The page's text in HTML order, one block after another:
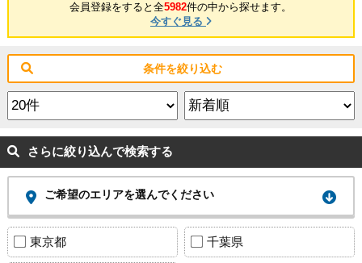
会員登録をすると全5982件の中から探せます。
今すぐ見る
条件を絞り込む
さらに絞り込んで検索する
ご希望のエリアを選んでください
東京都 千葉県